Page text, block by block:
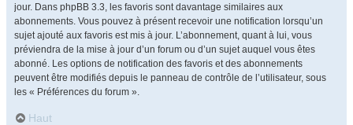
jour. Dans phpBB 3.3, les favoris sont davantage similaires aux
abonnements. Vous pouvez à présent recevoir une notification lorsqu’un
sujet ajouté aux favoris est mis à jour. L’abonnement, quant à lui, vous
préviendra de la mise à jour d’un forum ou d’un sujet auquel vous êtes
abonné. Les options de notification des favoris et des abonnements
peuvent être modifiés depuis le panneau de contrôle de l’utilisateur, sous
les « Préférences du forum ».
Haut